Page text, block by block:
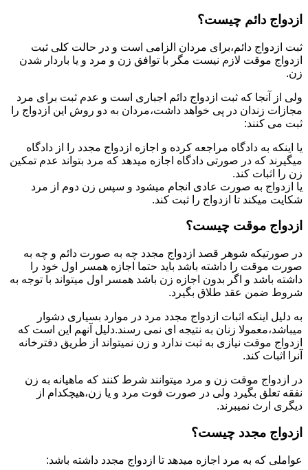
ازدواج دائم چیست؟
ثبت ازدواج دائم،برای مردان الزامی است و در حالت کلی ثبت
ازدواج موقت لازم نیست مگر با توافق زن و مرد و یا باردار شدن
زن.
ولی از آنجا که ثبت ازدواج دائم اجباری است و عدم ثبت برای مرد
مجازات زندان در پی خواهد داشت،مردان به دو روش این ازدواج را
ثبت می کنند:
یا اینکه به دادگاه مراجعه کرده و اجازه ازدواج مجدد را از دادگاه
میگیرند که در صورتی دادگاه اجازه میدهد که مرد بتواند عدم تمکین
زن را اثبات کند.
یا ازدواج به صورت عادی انجام میشود و سپس زن دوم از مرد
شکایت میکند تا ازدواج را ثبت کند.
ازدواج موقت چیست؟
در صورتیکه شوهر قصد ازدواج مجدد چه به صورت دائم و چه به
صورت موقت را داشته باشد باید حتما اجازه همسر اول خود را
داشته باشد و اگر بدون اجازه زن باشد همسر اول میتواند با توجه به
شروط ضمن عقد طلاق بگیرد.
به دلیل اینکه اثبات ازدواج مجدد مرد در موارد بسیاری دشوار
میباشد،معمولا زنان به نتیجه ای نمی رسند.دلیل آنهم این است که
ازدواج موقت نیازی به ثبت ندارد و زن نمیتواند از طریق دفترخانه
آنرا اثبات کند.
در ازدواج موقت زن و مرد میتوانند شرط کنند که ماهیانه به زن
نفقه تعلق بگیرد ولی در صورت فوت مرد و یا زن،هیچکدام از
دیگری ارث نمیبرند.
ازدواج مجدد چیست؟
عواملی که به مرد اجازه میدهد تا ازدواج مجدد داشته باشد: